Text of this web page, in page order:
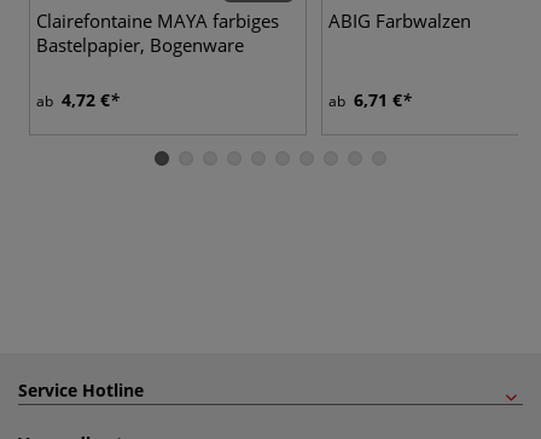
Clairefontaine MAYA farbiges
Bastelpapier, Bogenware
ab 4,72 €
ABIG Farbwalzen
ab 6,71 €
Service Hotline